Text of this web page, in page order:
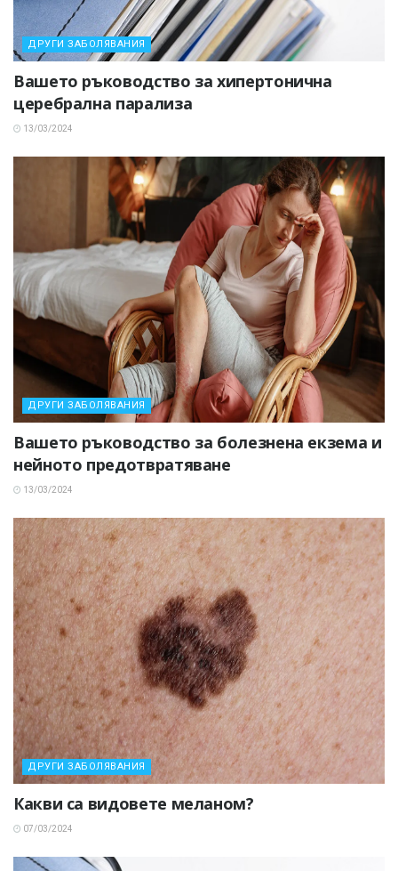
ДРУГИ ЗАБОЛЯВАНИЯ
Вашето ръководство за хипертонична
церебрална парализа
13/03/2024
ДРУГИ ЗАБОЛЯВАНИЯ
Вашето ръководство за болезнена екзема и
нейното предотвратяване
13/03/2024
ДРУГИ ЗАБОЛЯВАНИЯ
Какви са видовете меланом?
07/03/2024